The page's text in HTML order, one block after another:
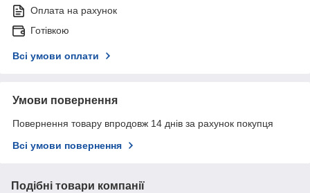
Оплата на рахунок
Готівкою
Всі умови оплати
Умови повернення
Повернення товару впродовж 14 днів за рахунок покупця
Всі умови повернення
Подібні товари компанії